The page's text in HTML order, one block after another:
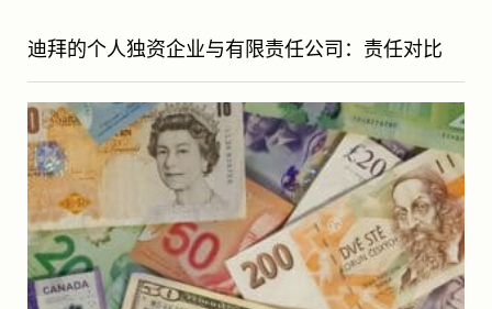
迪拜的个人独资企业与有限责任公司：责任对比